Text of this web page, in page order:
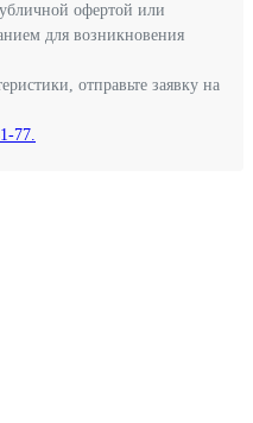
офертой или
для возникновения
отправьте заявку на
77.